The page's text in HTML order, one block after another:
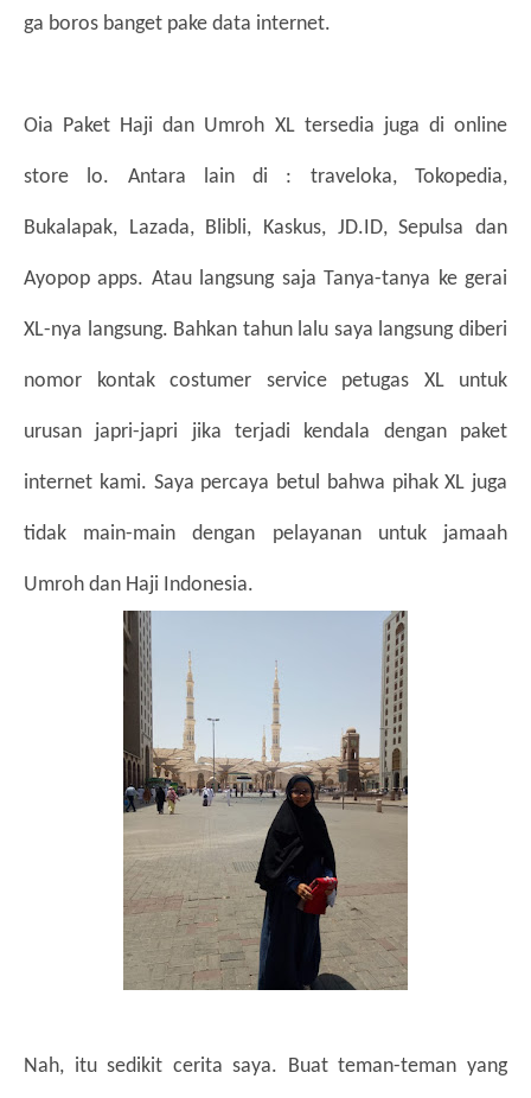
ga boros banget pake data internet.
Oia Paket Haji dan Umroh XL tersedia juga di online
store lo. Antara lain di : traveloka, Tokopedia,
Bukalapak, Lazada, Blibli, Kaskus, JD.ID, Sepulsa dan
Ayopop apps. Atau langsung saja Tanya-tanya ke gerai
XL-nya langsung. Bahkan tahun lalu saya langsung diberi
nomor kontak costumer service petugas XL untuk
urusan japri-japri jika terjadi kendala dengan paket
internet kami. Saya percaya betul bahwa pihak XL juga
tidak main-main dengan pelayanan untuk jamaah
Umroh dan Haji Indonesia.
Nah, itu sedikit cerita saya. Buat teman-teman yang